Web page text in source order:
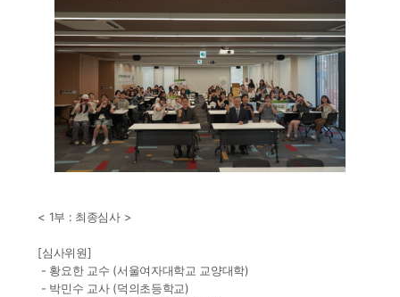
< 1부 : 최종심사 >
[심사위원]
- 황요한 교수 (서울여자대학교 교양대학)
- 박민수 교사 (덕의초등학교)